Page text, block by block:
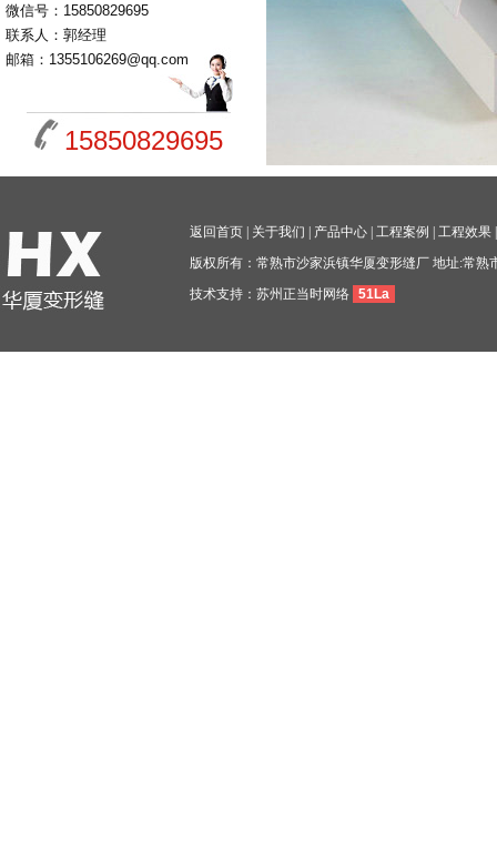
微信号：15850829695
联系人：郭经理
邮箱：1355106269@qq.com
15850829695
返回首页 关于我们 产品中心 工程案例 工程效果
版权所有：常熟市沙家浜镇华厦变形缝厂 地址:常
技术支持： 苏州正当时网络 51La